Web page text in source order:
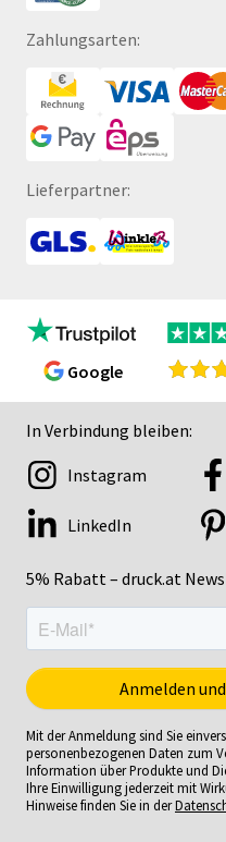
Zahlungsarten:
Lieferpartner:
Google
In Verbindung bleiben:
5% Rabatt – druck.at
Instagram
LinkedIn
Mit der Anmeldung sind Sie
personenbezogenen Daten zum
Information über Produkte und
Ihre Einwilligung jederzeit mit
Hinweise finden Sie in der